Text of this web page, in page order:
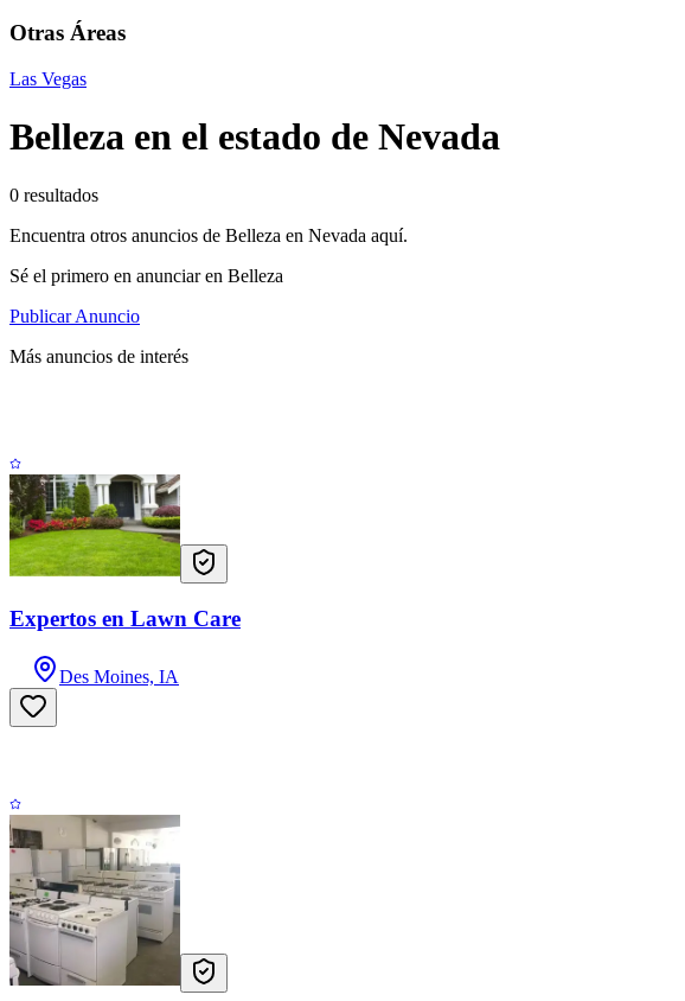
Otras Áreas
Las Vegas
Belleza en el estado de Nevada
0 resultados
Encuentra otros anuncios de Belleza en Nevada aquí.
Sé el primero en anunciar en Belleza
Publicar Anuncio
Más anuncios de interés
Expertos en Lawn Care
Des Moines, IA